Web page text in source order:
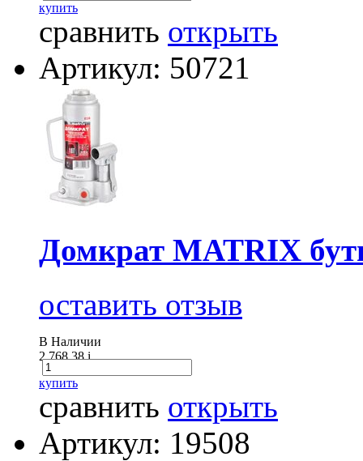
купить
сравнить открыть
Артикул: 50721
Домкрат MATRIX
оставить отзыв
В Наличии
2 768.38i
купить
сравнить открыть
Артикул: 19508